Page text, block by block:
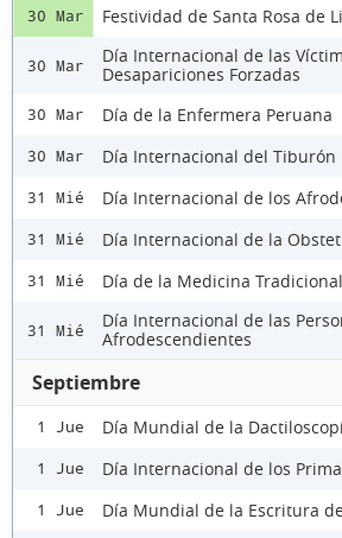
30 Mar Festividad de Santa Rosa de
30 Mar
Día Internacional de las
Desapariciones Forzadas
30 Mar Día de la Enfermera Peruana
30 Mar Día Internacional del Tiburón
31 Mié Día Internacional de los
31 Mié Día Internacional de la
31 Mié Día de la Medicina
31 Mié
Día Internacional de las
Afrodescendientes
Septiembre
1 Jue Día Mundial de la
1 Jue Día Internacional de los
1 Jue Día Mundial de la Escritura